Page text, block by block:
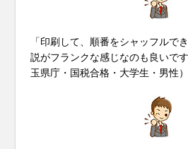
「印刷して、順番をシャッフルで
説がフランクな感じなのも良いで
玉県庁・国税合格・大学生・男性）